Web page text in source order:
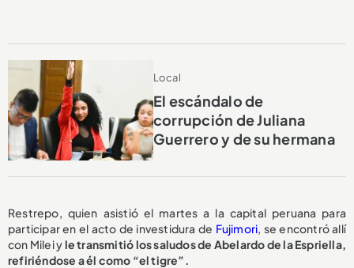
Local
El escándalo de
corrupción de Juliana
Guerrero y de su hermana
Restrepo, quien asistió el martes a la capital peruana para
participar en el acto de investidura de Fujimori , se encontró allí
con Milei yle transmitió los saludos de Abelardo de la Espriella,
refiriéndose a él como “el tigre”.